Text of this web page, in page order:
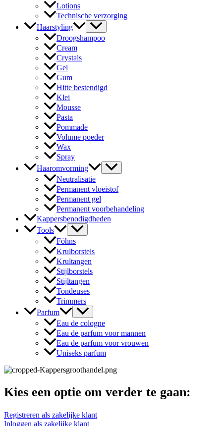
Lotions
Technische verzorging
Haarstyling
Droogshampoo
Cream
Crystals
Gel
Gum
Hitte bestendigd
Klei
Mousse
Pasta
Pommade
Volume poeder
Wax
Spray
Haaromvorming
Neutralisatie
Permanent vloeistof
Permanent gel
Permanent voorbehandeling
Kappersbenodigdheden
Tools
Föhns
Krulborstels
Krultangen
Stijlborstels
Stijltangen
Tondeuses
Trimmers
Parfum
Eau de cologne
Eau de parfum voor mannen
Eau de parfum voor vrouwen
Uniseks parfum
Kies een optie om verder te gaan:
Registreren als zakelijke klant
Inloggen als zakelijke klant